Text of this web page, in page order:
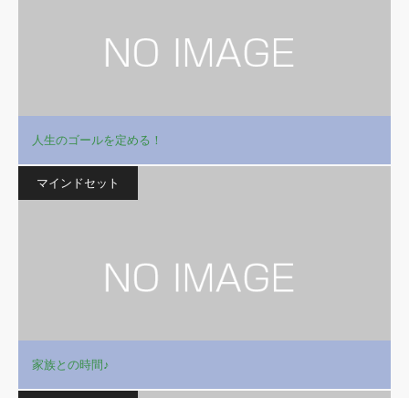
人生のゴールを定める！
マインドセット
家族との時間♪